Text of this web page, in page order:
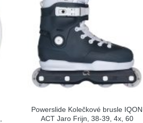
Powerslide Kolečkové brusle IQON
ACT Jaro Frijn, 38-39, 4x, 60